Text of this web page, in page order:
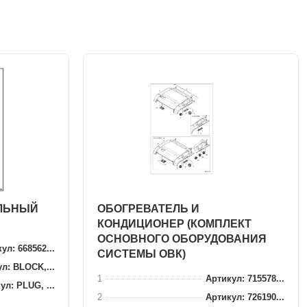
668562...
BLOCK,...
PLUG, ...
ОБОГРЕВАТЕЛЬ И
КОНДИЦИОНЕР (КОМПЛЕКТ
ОСНОВНОГО ОБОРУДОВАНИЯ
СИСТЕМЫ ОВК)
1
Артикул: 715578...
2
Артикул: 726190...